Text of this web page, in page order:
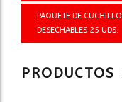
PAQUETE DE CUCHILLO
DESECHABLES 25 UDS.